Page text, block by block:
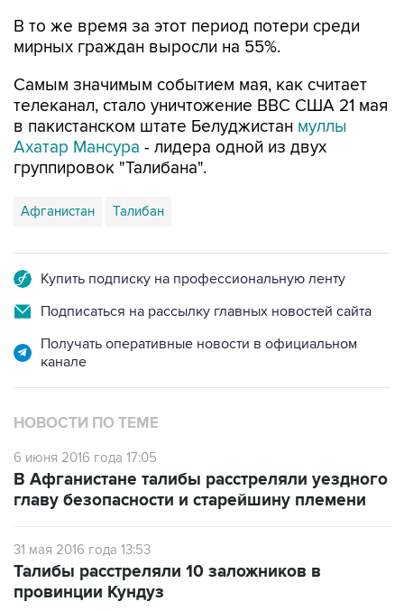
В то же время за этот период потери среди
мирных граждан выросли на 55%.
Самым значимым событием мая, как считает
телеканал, стало уничтожение ВВС США 21 мая
в пакистанском штате Белуджистан муллы
Ахатар Мансура - лидера одной из двух
группировок "Талибана".
Афганистан Талибан
Купить подписку на профессиональную ленту
Подписаться на рассылку главных новостей сайта
Получать оперативные новости в официальном
канале
НОВОСТИ ПО ТЕМЕ
6 июня 2016 года 17:05
В Афганистане талибы расстреляли уездного
главу безопасности и старейшину племени
31 мая 2016 года 13:53
Талибы расстреляли 10 заложников в
провинции Кундуз